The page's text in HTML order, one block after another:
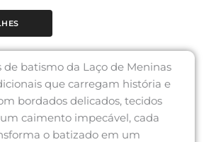
de batismo da Laço de Meninas
que carregam história e
bordados delicados, tecidos
caimento impecável, cada
o batizado em um